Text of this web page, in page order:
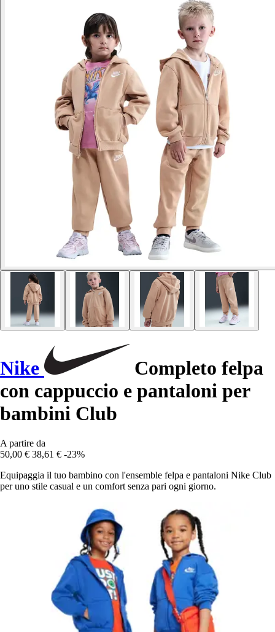
Nike
Completo felpa
con cappuccio e pantaloni per
bambini Club
A partire da
50,00 € 38,61 € -23%
Equipaggia il tuo bambino con l'ensemble felpa e pantaloni Nike Club
per uno stile casual e un comfort senza pari ogni giorno.